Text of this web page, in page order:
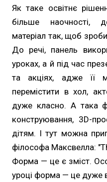
Як таке освітнє
більше наочності,
матеріал так, щоб
До речі, панель
уроках, а й під час
та акціях, адже її
перемістити в хол,
дуже класно. А така
конструювання, 3D-
дітям. І тут можна
філософа Максвелла:
Форма — це є зміст.
уроці форма — це дуже